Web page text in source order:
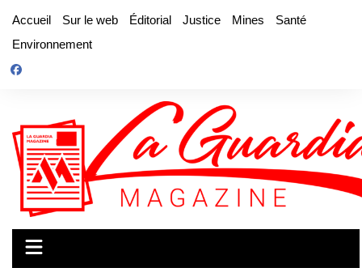
contenu
Accueil Sur le web Éditorial Justice Mines
Santé
Environnement